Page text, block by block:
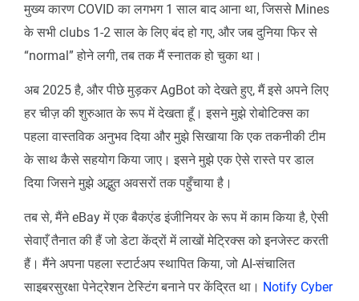
मुख्य कारण COVID का लगभग 1 साल बाद आना था, जिससे Mines
के सभी clubs 1-2 साल के लिए बंद हो गए, और जब दुनिया फिर से
“normal” होने लगी, तब तक मैं स्नातक हो चुका था।
अब 2025 है, और पीछे मुड़कर AgBot को देखते हुए, मैं इसे अपने लिए
हर चीज़ की शुरुआत के रूप में देखता हूँ। इसने मुझे रोबोटिक्स का
पहला वास्तविक अनुभव दिया और मुझे सिखाया कि एक तकनीकी टीम
के साथ कैसे सहयोग किया जाए। इसने मुझे एक ऐसे रास्ते पर डाल
दिया जिसने मुझे अद्भुत अवसरों तक पहुँचाया है।
तब से, मैंने eBay में एक बैकएंड इंजीनियर के रूप में काम किया है, ऐसी
सेवाएँ तैनात की हैं जो डेटा केंद्रों में लाखों मेट्रिक्स को इनजेस्ट करती
हैं। मैंने अपना पहला स्टार्टअप स्थापित किया, जो AI-संचालित
साइबरसुरक्षा पेनेट्रेशन टेस्टिंग बनाने पर केंद्रित था। Notify Cyber